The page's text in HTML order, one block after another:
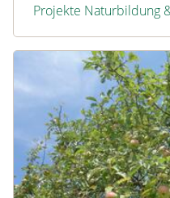
Projekte Naturbildung
Naschgarten in Kufstein,
Naturerfolg: Wildobst-